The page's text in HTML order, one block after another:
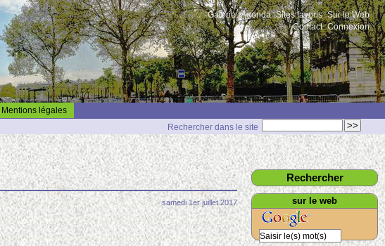
Galerie Agenda Sites favoris Sur le Web
Contact Connexion
Mentions légales
Rechercher dans le site
samedi 1er juillet 2017
Rechercher
sur le web